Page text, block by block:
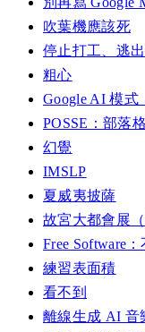
吹葉機應該死
停止打工、逃
粗心
Google AI 模式
POSSE：部落
幻覺
IMSLP
夏威夷披薩
故宮大都會展（
Free Software
練習表面積
看不到
離線生成 AI 音